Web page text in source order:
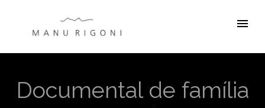
menu
Documental de família